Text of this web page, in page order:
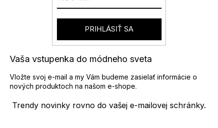
Trendy novinky rovno do vašej e-mailovej schránky.
Vaša vstupenka do módneho sveta
Vložte svoj e-mail a my Vám budeme zasielať informácie o
nových produktoch na našom e-shope.
PRIHLÁSIŤ SA